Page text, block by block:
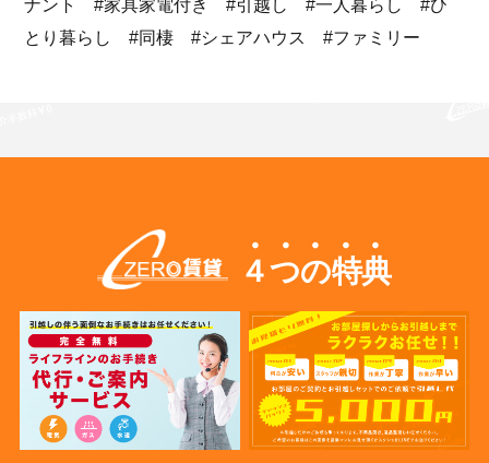
ナント #家具家電付き #引越し #一人暮らし #ひ
とり暮らし #同棲 #シェアハウス #ファミリー
４つの特典